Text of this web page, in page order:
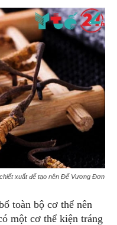
xuất để tạo nên Đế Vương Đơn
toàn bộ cơ thể nên
một cơ thể kiện tráng